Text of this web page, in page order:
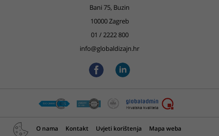
Bani 75, Buzin
10000 Zagreb
01 / 2222 800
info@globaldizajn.hr
O nama Kontakt Uvjeti korištenja
Mapa weba